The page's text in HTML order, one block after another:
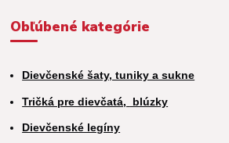
Obľúbené kategórie
Dievčenské šaty, tuniky a sukne
Tričká pre dievčatá, blúzky
Dievčenské legíny